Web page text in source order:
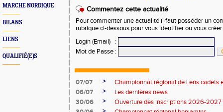
MARCHE NORDIQUE
BILANS
LIENS
QUALIFIÉ(E)S
Commentez cette actualité
Pour commenter une actualité il faut posséder un
rubrique ci-dessous pour vous identifier ou vous
Login (Email)
:
Mot de Passe :
07/07 >
Championnat régional de Lens cadets
06/07
>
Les dernières news
30/06
>
Ouverture des inscriptions 2026-2027